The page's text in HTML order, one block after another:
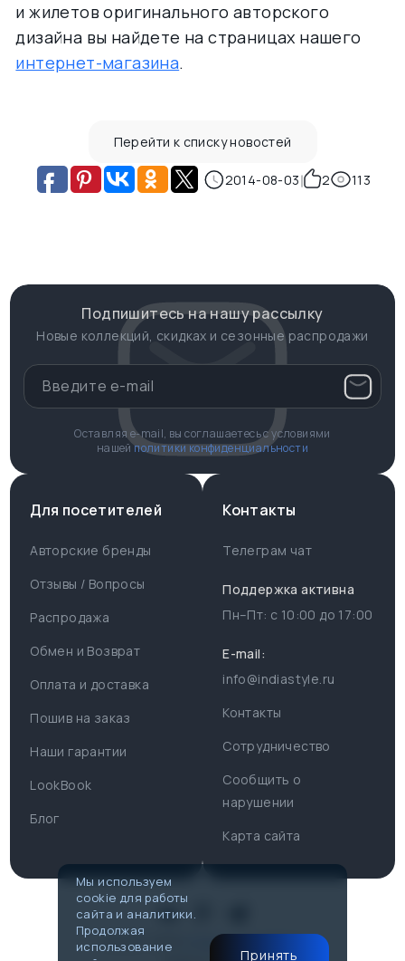
Контакты
Часы работы поддержки
Пн-Пт c 10:00 до 17:00
Telegram
E-mail
info@indiastyle.ru
Для пользователя
Информация
Наши гарантии
Контакты
Публичная оферта
Look Book
и жилетов оригинального авторского
дизайна вы найдете на страницах нашего
интернет-магазина.
Перейти к списку новостей
2014-08-03 2 113
Мы используем
cookie для работы
сайта и аналитики.
Продолжая
использование
Принять
Для посетителей
Авторские бренды
Отзывы / Вопросы
Распродажа
Обмен и Возврат
Оплата и доставка
Пошив на заказ
Наши гарантии
LookBook
Блог
Подпишитесь на нашу рассылку
Новые коллекций, скидках и сезонные распродажи
Оставляя e-mail, вы соглашаетесь с условиями
нашейполитики конфиденциальности
Контакты
Телеграм чат
Поддержка активна
Пн–Пт: с 10:00 до 17:00
E-mail:
info@indiastyle.ru
Контакты
Сотрудничество
Сообщить о
нарушении
Карта сайта
© 2007-2026
Публичная оферта